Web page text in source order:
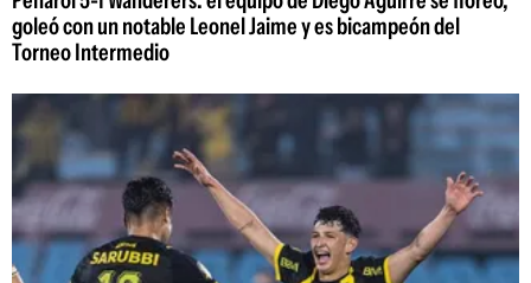
goleó con un notable Leonel Jaime y es bicampeón del
Torneo Intermedio